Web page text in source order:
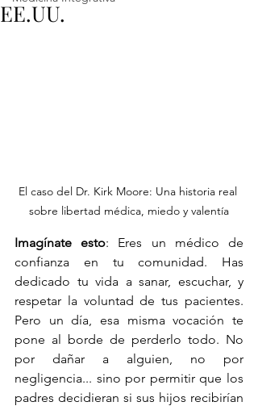
EE.UU.
El caso del Dr. Kirk Moore: Una historia real
sobre libertad médica, miedo y valentía
Imagínate esto: Eres un médico de
confianza en tu comunidad. Has
dedicado tu vida a sanar, escuchar, y
respetar la voluntad de tus pacientes.
Pero un día, esa misma vocación te
pone al borde de perderlo todo. No
por dañar a alguien, no por
negligencia... sino por permitir que los
padres decidieran si sus hijos recibirían